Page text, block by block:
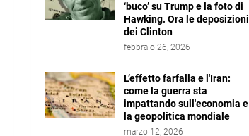
‘buco’ su Trump e la foto di
Hawking. Ora le deposizioni
dei Clinton
febbraio 26, 2026
L’effetto farfalla e l'Iran:
come la guerra sta
impattando sull'economia e
la geopolitica mondiale
marzo 12, 2026